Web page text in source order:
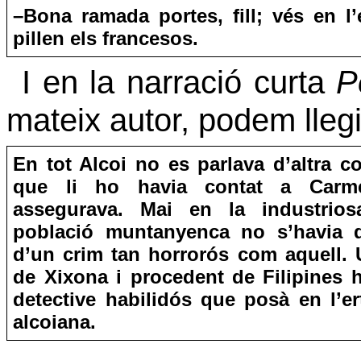
–Bona ramada portes, fill; vés en
pillen els francesos.
I en la narració curta
mateix autor, podem
En tot Alcoi no es parlava d’altra
que li ho havia contat a
assegurava. Mai en la
població muntanyenca no s’havia
d’un crim tan horrorós com aquell.
de Xixona i procedent de Filipines
detective habilidós que posà en
alcoiana.